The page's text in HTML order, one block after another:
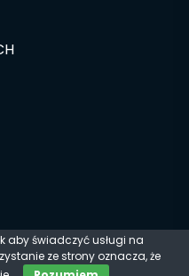
& Developed by
aby świadczyć usługi na
ze strony oznacza, że